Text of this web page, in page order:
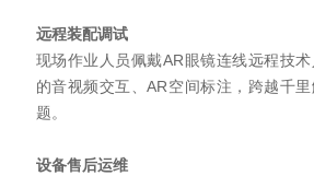
远程装配调试
现场作业人员佩戴AR眼镜连线远程技
的音视频交互、AR空间标注，跨越千
题。
设备售后运维